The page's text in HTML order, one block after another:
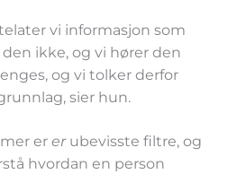
vi informasjon som
ikke, og vi hører den
og vi tolker derfor
sier hun.
er er ubevisste filtre, og
hvordan en person